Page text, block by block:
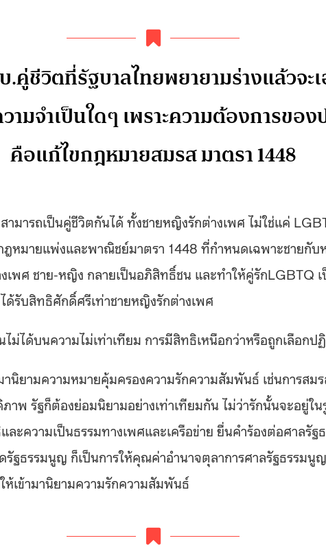
ชีวิตที่รัฐบาลไทยพยายามร่างแล้วจะเ
ามจำเป็นใดๆ เพราะความต้องการของ
คือแก้ไขกฎหมายสมรส มาตรา 1448
สามารถเป็นคู่ชีวิตกันได้ ทั้งชายหญิงรักต่างเพศ ไม่ใช่แค่
ฎหมายแพ่งและพาณิชย์มาตรา 1448 ที่กำหนดเฉพาะชายกั
เพศ ชาย-หญิง กลายเป็นอภิสิทธิ์ชน และทำให้คู่รักLGBTQ
ด้รับสิทธิศักดิ์ศรีเท่าชายหญิงรักต่างเพศ
ม่ได้บนความไม่เท่าเทียม การมีสิทธิเหนือกว่าหรือถูกเลือกป
านิยามความหมายคุ้มครองความรักความสัมพันธ์ เช่นการส
พ รัฐก็ต้องย่อมนิยามอย่างเท่าเทียมกัน ไม่ว่ารักนั้นจะอยู่ใ
ะความเป็นธรรมทางเพศและเครือข่าย ยื่นคำร้องต่อศาลรั
ฐธรรมนูญ ก็เป็นการให้คุณค่าอำนาจตุลาการศาลรัฐธรรมนู
เข้ามานิยามความรักความสัมพันธ์